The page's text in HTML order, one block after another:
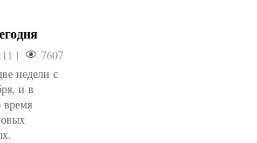
kotyaravesel
|
7607
недели с
и в
время